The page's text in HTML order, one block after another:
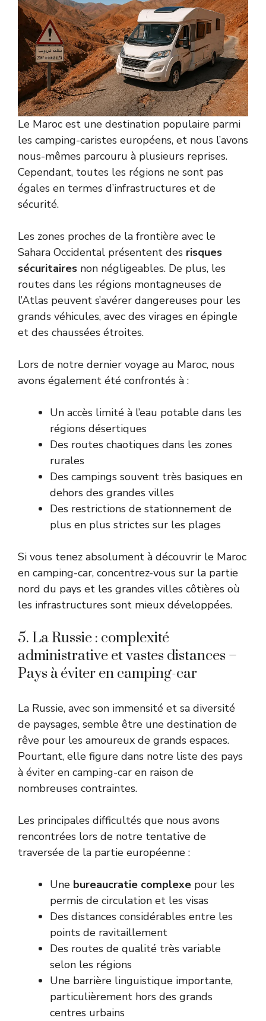
Le Maroc est une destination populaire parmi
les camping-caristes européens, et nous l’avons
nous-mêmes parcouru à plusieurs reprises.
Cependant, toutes les régions ne sont pas
égales en termes d’infrastructures et de
sécurité.
Les zones proches de la frontière avec le
Sahara Occidental présentent des risques
sécuritaires non négligeables. De plus, les
routes dans les régions montagneuses de
l’Atlas peuvent s’avérer dangereuses pour les
grands véhicules, avec des virages en épingle
et des chaussées étroites.
Lors de notre dernier voyage au Maroc, nous
avons également été confrontés à :
Un accès limité à l’eau potable dans les
régions désertiques
Des routes chaotiques dans les zones
rurales
Des campings souvent très basiques en
dehors des grandes villes
Des restrictions de stationnement de
plus en plus strictes sur les plages
Si vous tenez absolument à découvrir le Maroc
en camping-car, concentrez-vous sur la partie
nord du pays et les grandes villes côtières où
les infrastructures sont mieux développées.
5. La Russie : complexité
administrative et vastes distances –
Pays à éviter en camping-car
La Russie, avec son immensité et sa diversité
de paysages, semble être une destination de
rêve pour les amoureux de grands espaces.
Pourtant, elle figure dans notre liste des pays
à éviter en camping-car en raison de
nombreuses contraintes.
Les principales difficultés que nous avons
rencontrées lors de notre tentative de
traversée de la partie européenne :
Une bureaucratie complexe pour les
permis de circulation et les visas
Des distances considérables entre les
points de ravitaillement
Des routes de qualité très variable
selon les régions
Une barrière linguistique importante,
particulièrement hors des grands
centres urbains